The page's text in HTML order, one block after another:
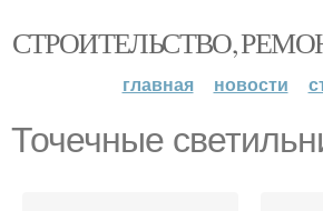
СТРОИТЕЛЬСТВО,
главная новости
Точечные